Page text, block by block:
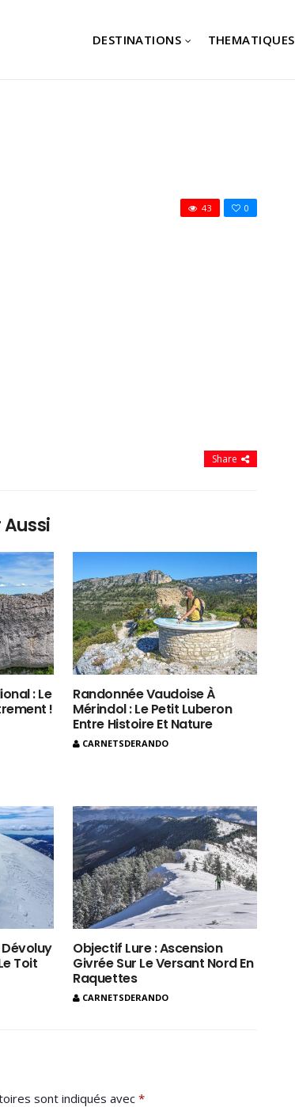
DESTINATIONS THEMATIQUES
0
43
Share
: Le
!
Randonnée Vaudoise À
Mérindol : Le Petit Luberon
Entre Histoire Et Nature
CARNETSDERANDO
Dévoluy
Toit
Objectif Lure : Ascension
Givrée Sur Le Versant Nord En
Raquettes
CARNETSDERANDO
sont indiqués avec*